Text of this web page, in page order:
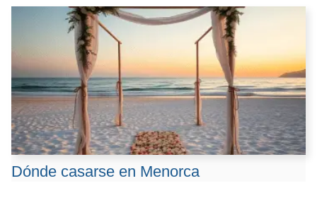
Dónde casarse en Menorca